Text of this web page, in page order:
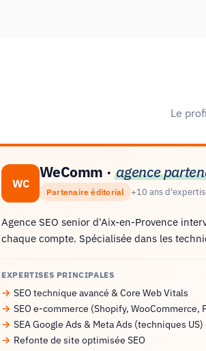
Le
WC
WeComm · agence
Partenaire éditorial +10 ans
Agence SEO senior d'Aix-en-Provence
chaque compte. Spécialisée dans les
EXPERTISES PRINCIPALES
SEO technique avancé & Core Web Vitals
SEO e-commerce (Shopify, WooCommerce,
SEA Google Ads & Meta Ads (techniques US)
Refonte de site optimisée SEO